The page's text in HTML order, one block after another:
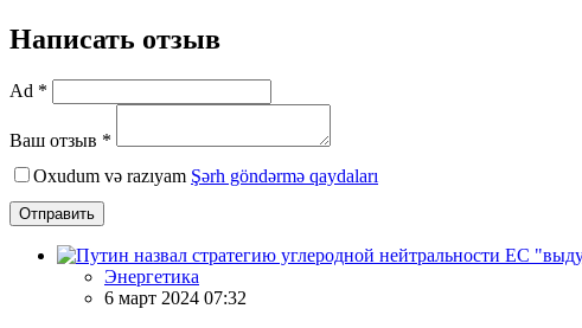
Написать отзыв
Ad *
Ваш отзыв *
Oxudum və razıyam Şərh göndərmə qaydaları
Отправить
Энергетика
6 март 2024 07:32